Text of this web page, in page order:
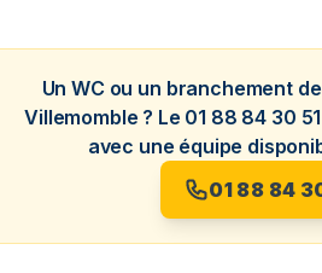
Un WC ou un branchement
Villemomble ? Le 01 88 84 30
avec une équipe
01 88 84